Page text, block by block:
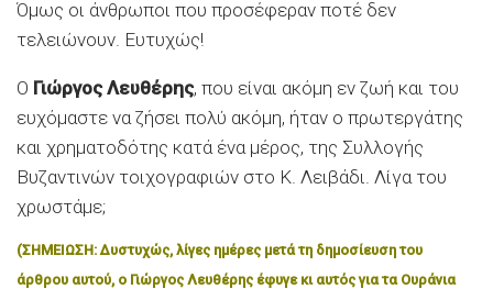
Όμως οι άνθρωποι που προσέφεραν ποτέ δεν
τελειώνουν. Ευτυχώς!
Ο Γιώργος Λευθέρης, που είναι ακόμη εν ζωή και του
ευχόμαστε να ζήσει πολύ ακόμη, ήταν ο πρωτεργάτης
και χρηματοδότης κατά ένα μέρος, της Συλλογής
Βυζαντινών τοιχογραφιών στο Κ. Λειβάδι. Λίγα του
χρωστάμε;
(ΣΗΜΕΙΩΣΗ: Δυστυχώς, λίγες ημέρες μετά τη δημοσίευση του
άρθρου αυτού, ο Γιώργος Λευθέρης έφυγε κι αυτός για τα Ουράνια